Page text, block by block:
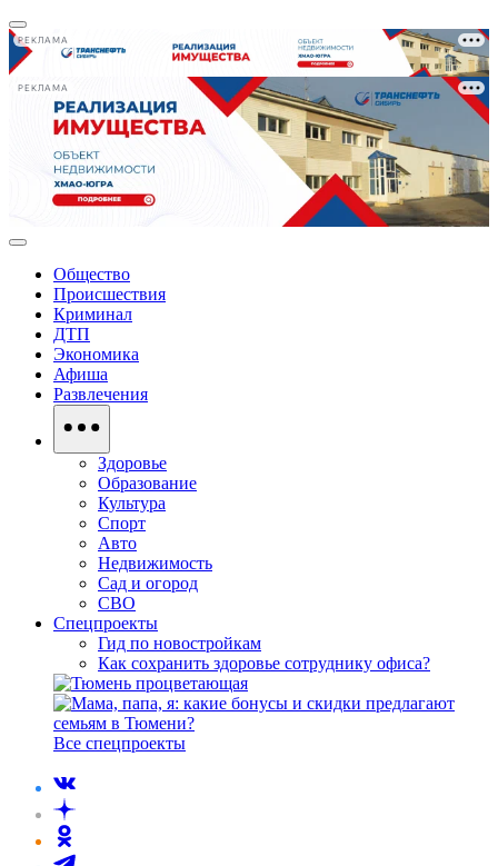
РЕКЛАМА
РЕКЛАМА
Общество
Происшествия
Криминал
ДТП
Экономика
Афиша
Развлечения
Здоровье
Образование
Культура
Спорт
Авто
Недвижимость
Сад и огород
СВО
Спецпроекты
Гид по новостройкам
Как сохранить здоровье сотруднику офиса?
Все спецпроекты